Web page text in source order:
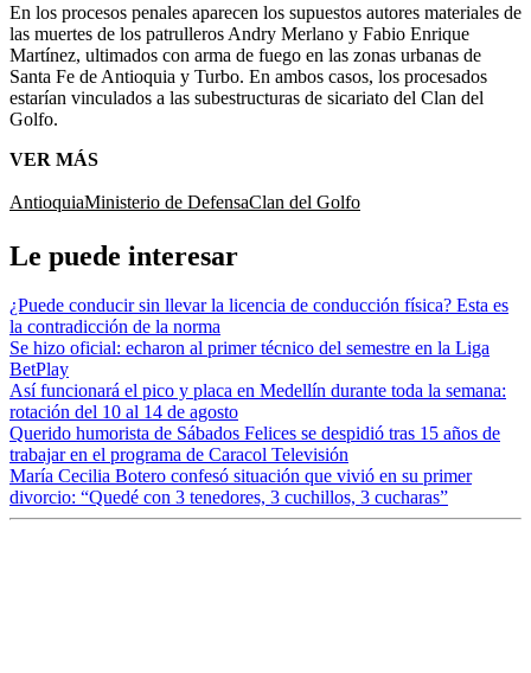
En los procesos penales aparecen los supuestos autores materiales de
las muertes de los patrulleros Andry Merlano y Fabio Enrique
Martínez, ultimados con arma de fuego en las zonas urbanas de
Santa Fe de Antioquia y Turbo. En ambos casos, los procesados
estarían vinculados a las subestructuras de sicariato del Clan del
Golfo.
VER MÁS
AntioquiaMinisterio de DefensaClan del Golfo
Le puede interesar
¿Puede conducir sin llevar la licencia de conducción física? Esta es
la contradicción de la norma
Se hizo oficial: echaron al primer técnico del semestre en la Liga
BetPlay
Así funcionará el pico y placa en Medellín durante toda la semana:
rotación del 10 al 14 de agosto
Querido humorista de Sábados Felices se despidió tras 15 años de
trabajar en el programa de Caracol Televisión
María Cecilia Botero confesó situación que vivió en su primer
divorcio: “Quedé con 3 tenedores, 3 cuchillos, 3 cucharas”